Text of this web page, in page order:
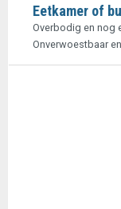
Eetkamer of
Overbodig en nog
Onverwoestbaar